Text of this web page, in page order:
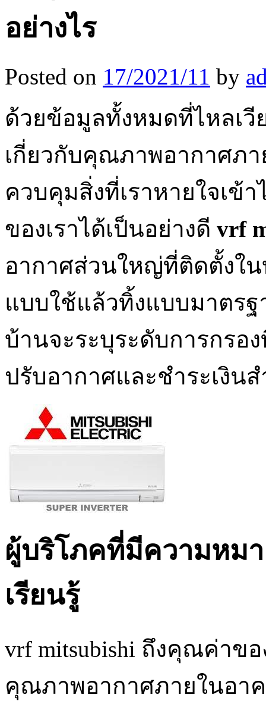
อย่างไร
Posted on 17/2021/11 by
ด้วยข้อมูลทั้งหมดที่ไหลเ
เกี่ยวกับคุณภาพอากาศภ
ควบคุมสิ่งที่เราหายใจเข้
ของเราได้เป็นอย่างดี vrf
อากาศส่วนใหญ่ที่ติดตั้งใ
แบบใช้แล้วทิ้งแบบมาตรฐ
บ้านจะระบุระดับการกรอ
ปรับอากาศและชำระเงิน
ผู้บริโภคที่มีความหม
เรียนรู้
vrf mitsubishi ถึงคุณค่าข
คุณภาพอากาศภายในอา